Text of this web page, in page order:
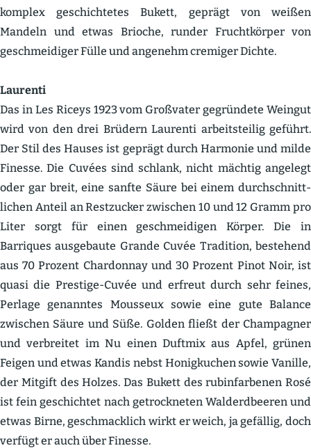
komplex geschich­tetes Bukett, geprägt von weißen
Mandeln und etwas Brioche, runder Frucht­körper von
geschmei­diger Fülle und angenehm cremiger Dichte.
Laurenti
Das in Les Riceys 1923 vom Großvater gegründete Weingut
wird von den drei Brüdern Laurenti arbeits­teilig geführt.
Der Stil des Hauses ist geprägt durch Harmonie und milde
Finesse. Die Cuvées sind schlank, nicht mächtig angelegt
oder gar breit, eine sanfte Säure bei einem durch­schnitt­
lichen Anteil an Restzucker zwischen 10 und 12 Gramm pro
Liter sorgt für einen geschmei­digen Körper. Die in
Barriques ausge­baute Grande Cuvée Tradition, bestehend
aus 70 Prozent Chardonnay und 30 Prozent Pinot Noir, ist
quasi die Prestige-Cuvée und erfreut durch sehr feines,
Perlage genanntes Mousseux sowie eine gute Balance
zwischen Säure und Süße. Golden fließt der Champagner
und verbreitet im Nu einen Duftmix aus Apfel, grünen
Feigen und etwas Kandis nebst Honig­kuchen sowie Vanille,
der Mitgift des Holzes. Das Bukett des rubin­far­benen Rosé
ist fein geschichtet nach getrock­neten Walderd­beeren und
etwas Birne, geschmacklich wirkt er weich, ja gefällig, doch
verfügt er auch über Finesse.